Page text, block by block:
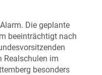
Die geplante
beeinträchtigt nach
Realschulen im
besonders